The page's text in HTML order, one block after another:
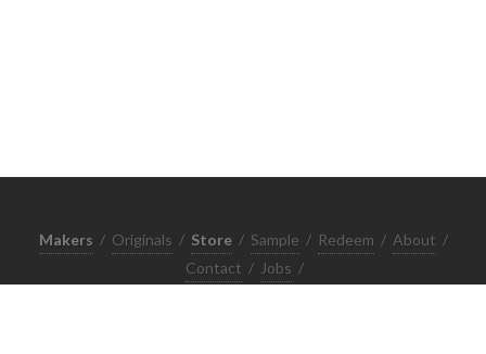
Makers / Originals / Store / Sample / Redeem / About /
Contact / Jobs /